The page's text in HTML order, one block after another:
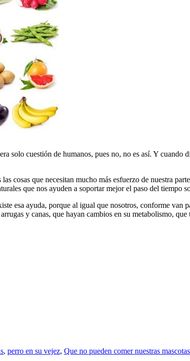
solo cuestión de humanos, pues no, no es así. Y
cosas que necesitan mucho más esfuerzo de nuestra
que nos ayuden a soportar mejor el paso del tiempo
esa ayuda, porque al igual que nosotros, conforme
y canas, que hayan cambios en su metabolismo,
, perro en su vejez, Que no pueden comer nuestras mascotas